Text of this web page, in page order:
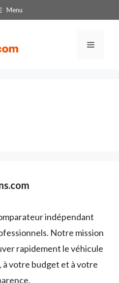
Menu
Menu
indépendant
Notre mission
rapidement le véhicule
votre budget et à votre